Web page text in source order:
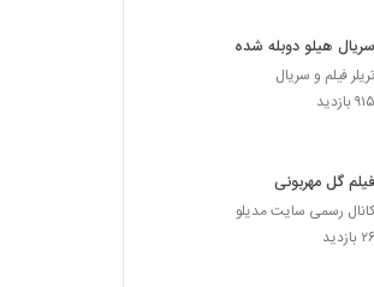
سریال هیلو دوبله شده
تریلر فیلم و سریال
۹۱۵ بازدید
فیلم گل مهربونی
کانال رسمی سایت مدیلو
۲۶ بازدید